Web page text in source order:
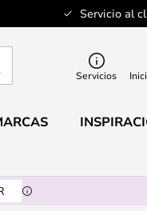
Servicio al
Servicios